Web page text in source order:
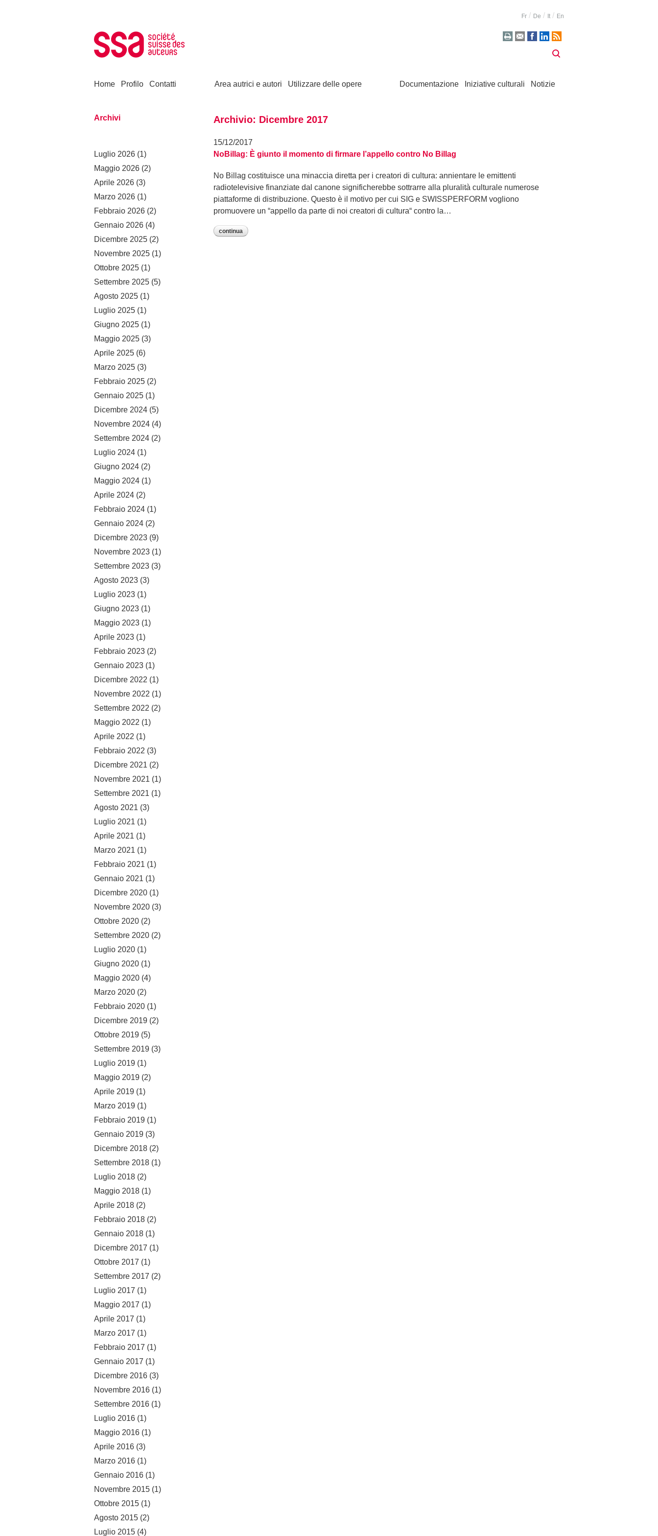
Fr De It En
Home Profilo Contatti Area autrici e autori Utilizzare delle opere Documentazione Iniziative culturali Notizie
Archivi
Luglio 2026 (1)
Maggio 2026 (2)
Aprile 2026 (3)
Marzo 2026 (1)
Febbraio 2026 (2)
Gennaio 2026 (4)
Dicembre 2025 (2)
Novembre 2025 (1)
Ottobre 2025 (1)
Settembre 2025 (5)
Agosto 2025 (1)
Luglio 2025 (1)
Giugno 2025 (1)
Maggio 2025 (3)
Aprile 2025 (6)
Marzo 2025 (3)
Febbraio 2025 (2)
Gennaio 2025 (1)
Dicembre 2024 (5)
Novembre 2024 (4)
Settembre 2024 (2)
Luglio 2024 (1)
Giugno 2024 (2)
Maggio 2024 (1)
Aprile 2024 (2)
Febbraio 2024 (1)
Gennaio 2024 (2)
Dicembre 2023 (9)
Novembre 2023 (1)
Settembre 2023 (3)
Agosto 2023 (3)
Luglio 2023 (1)
Giugno 2023 (1)
Maggio 2023 (1)
Aprile 2023 (1)
Febbraio 2023 (2)
Gennaio 2023 (1)
Dicembre 2022 (1)
Novembre 2022 (1)
Settembre 2022 (2)
Maggio 2022 (1)
Aprile 2022 (1)
Febbraio 2022 (3)
Dicembre 2021 (2)
Novembre 2021 (1)
Settembre 2021 (1)
Agosto 2021 (3)
Luglio 2021 (1)
Aprile 2021 (1)
Marzo 2021 (1)
Febbraio 2021 (1)
Gennaio 2021 (1)
Dicembre 2020 (1)
Novembre 2020 (3)
Ottobre 2020 (2)
Settembre 2020 (2)
Luglio 2020 (1)
Giugno 2020 (1)
Maggio 2020 (4)
Marzo 2020 (2)
Febbraio 2020 (1)
Dicembre 2019 (2)
Ottobre 2019 (5)
Settembre 2019 (3)
Luglio 2019 (1)
Maggio 2019 (2)
Aprile 2019 (1)
Marzo 2019 (1)
Febbraio 2019 (1)
Gennaio 2019 (3)
Dicembre 2018 (2)
Settembre 2018 (1)
Luglio 2018 (2)
Maggio 2018 (1)
Aprile 2018 (2)
Febbraio 2018 (2)
Gennaio 2018 (1)
Dicembre 2017 (1)
Ottobre 2017 (1)
Settembre 2017 (2)
Luglio 2017 (1)
Maggio 2017 (1)
Aprile 2017 (1)
Marzo 2017 (1)
Febbraio 2017 (1)
Gennaio 2017 (1)
Dicembre 2016 (3)
Novembre 2016 (1)
Settembre 2016 (1)
Luglio 2016 (1)
Maggio 2016 (1)
Aprile 2016 (3)
Marzo 2016 (1)
Gennaio 2016 (1)
Novembre 2015 (1)
Ottobre 2015 (1)
Agosto 2015 (2)
Luglio 2015 (4)
Archivio: Dicembre 2017
15/12/2017
NoBillag: È giunto il momento di firmare l’appello contro No Billag
No Billag costituisce una minaccia diretta per i creatori di cultura: annientare le emittenti
radiotelevisive finanziate dal canone significherebbe sottrarre alla pluralità culturale numerose
piattaforme di distribuzione. Questo è il motivo per cui SIG e SWISSPERFORM vogliono
promuovere un “appello da parte di noi creatori di cultura“ contro la…
continua